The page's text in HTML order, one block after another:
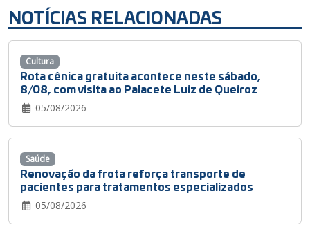
NOTÍCIAS RELACIONADAS
Rota cênica gratuita acontece neste sábado,
8/08, com visita ao Palacete Luiz de Queiroz
05/08/2026
Cultura
Renovação da frota reforça transporte de
pacientes para tratamentos especializados
05/08/2026
Saúde